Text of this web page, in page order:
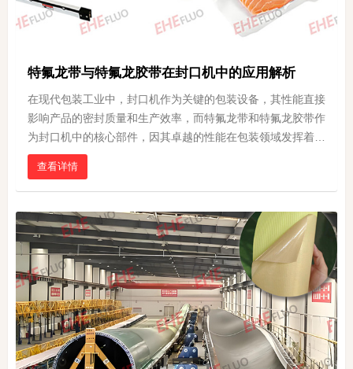
特氟龙带与特氟龙胶带在封口机中的应用解析
在现代包装工业中，封口机作为关键的包装设备，其性能直接
影响产品的密封质量和生产效率，而特氟龙带和特氟龙胶带作
为封口机中的核心部件，因其卓越的性能在包装领域发挥着不
可替代的作用
查看详情